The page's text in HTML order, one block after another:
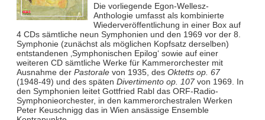
Die vorliegende Egon-Wellesz-
Anthologie umfasst als kombinierte
Wiederveröffentlichung in einer Box auf
4 CDs sämtliche neun Symphonien und den 1969 vor der 8.
Symphonie (zunächst als möglichen Kopfsatz derselben)
entstandenen ‚Symphonischen Epilog‘ sowie auf einer
weiteren CD sämtliche Werke für Kammerorchester mit
Ausnahme der Pastoralevon 1935, des Oktetts op. 67
(1948-49) und des späten Divertimento op. 107von 1969. In
den Symphonien leitet Gottfried Rabl das ORF-Radio-
Symphonieorchester, in den kammerorchestralen Werken
Peter Keuschnigg das in Wien ansässige Ensemble